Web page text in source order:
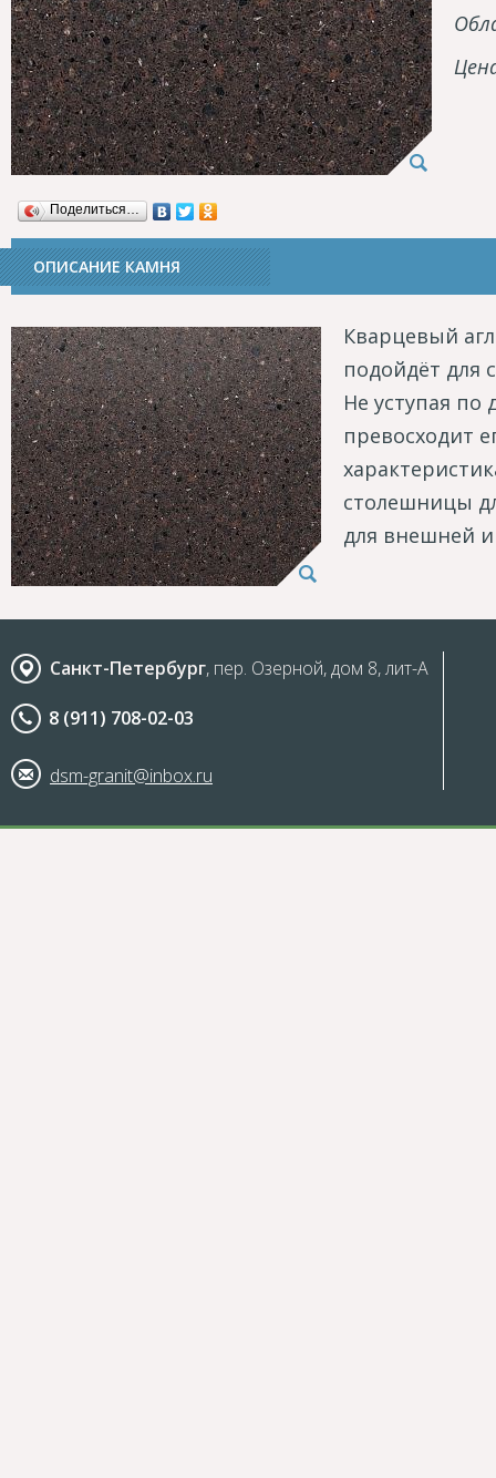
Поделиться…
ОПИСАНИЕ КАМНЯ
Кварцевый
подойдёт для
Не уступая
превосходит
столешницы
для внешней
Санкт-Петербург, пер. Озерной, дом 8, лит-А
8 (911) 708-02-03
dsm-granit@inbox.ru